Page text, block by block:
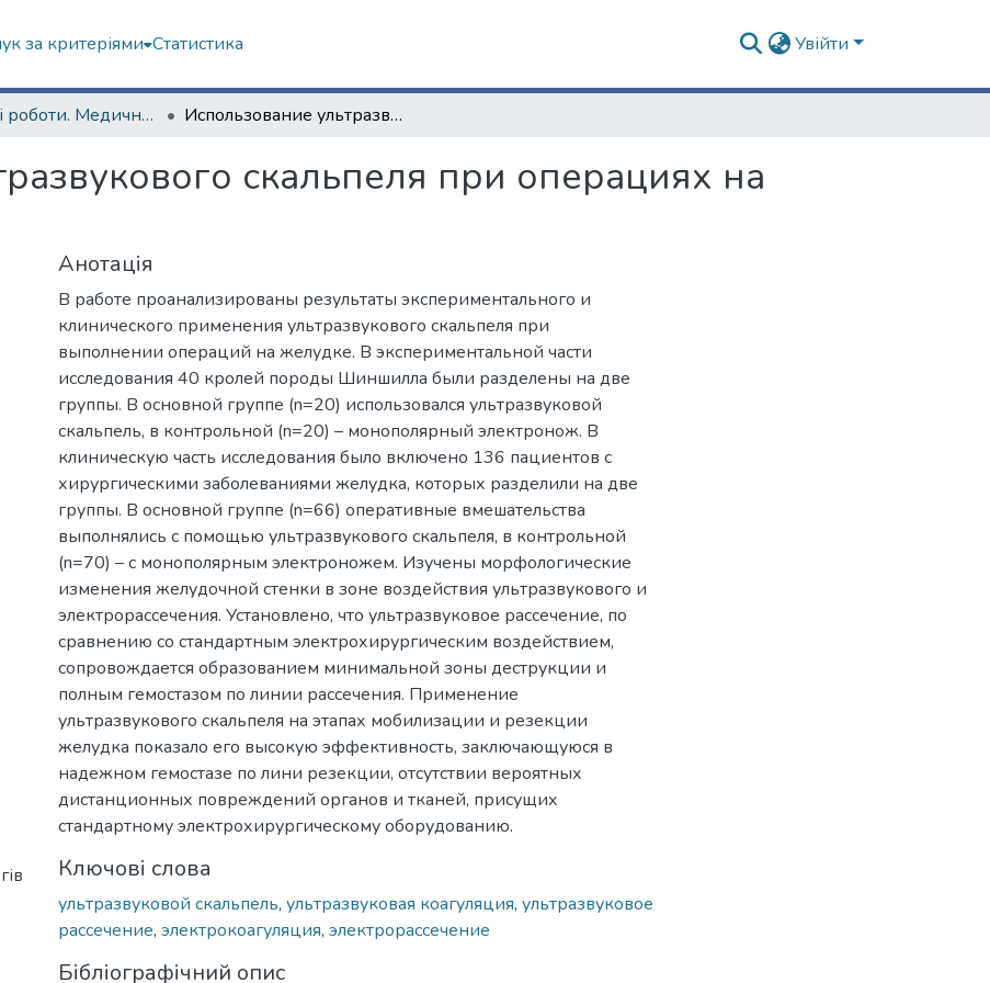
за критеріями Статистика Увійти
Наукові роботи. Медичний факультет Использование ультразвукового скальпеля при операциях на желудке
скальпеля при операциях на
Анотація
В работе проанализированы результаты экспериментального и
клинического применения ультразвукового скальпеля при
выполнении операций на желудке. В экспериментальной части
исследования 40 кролей породы Шиншилла были разделены на две
группы. В основной группе (n=20) использовался ультразвуковой
скальпель, в контрольной (n=20) – монополярный электронож. В
клиническую часть исследования было включено 136 пациентов с
хирургическими заболеваниями желудка, которых разделили на две
группы. В основной группе (n=66) оперативные вмешательства
выполнялись с помощью ультразвукового скальпеля, в контрольной
(n=70) – с монополярным электроножем. Изучены морфологические
изменения желудочной стенки в зоне воздействия ультразвукового и
электрорассечения. Установлено, что ультразвуковое рассечение, по
сравнению со стандартным электрохирургическим воздействием,
сопровождается образованием минимальной зоны деструкции и
полным гемостазом по линии рассечения. Применение
ультразвукового скальпеля на этапах мобилизации и резекции
желудка показало его высокую эффективность, заключающуюся в
надежном гемостазе по лини резекции, отсутствии вероятных
дистанционных повреждений органов и тканей, присущих
стандартному электрохирургическому оборудованию.
Ключові слова
ультразвуковой скальпель, ультразвуковая коагуляция, ультразвуковое
рассечение, электрокоагуляция, электрорассечение
Бібліографічний опис